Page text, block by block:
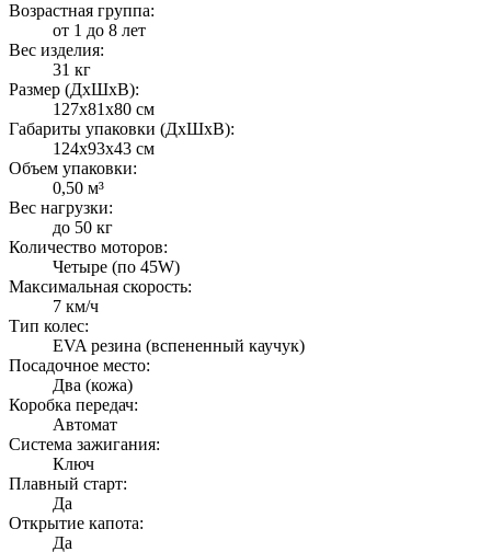
Возрастная группа:
от 1 до 8 лет
Вес изделия:
31 кг
Размер (ДxШxВ):
127x81x80 см
Габариты упаковки (ДxШxВ):
124x93x43 см
Объем упаковки:
0,50 м³
Вес нагрузки:
до 50 кг
Количество моторов:
Четыре (по 45W)
Максимальная скорость:
7 км/ч
Тип колес:
EVA резина (вспененный каучук)
Посадочное место:
Два (кожа)
Коробка передач:
Автомат
Система зажигания:
Ключ
Плавный старт:
Да
Открытие капота:
Да